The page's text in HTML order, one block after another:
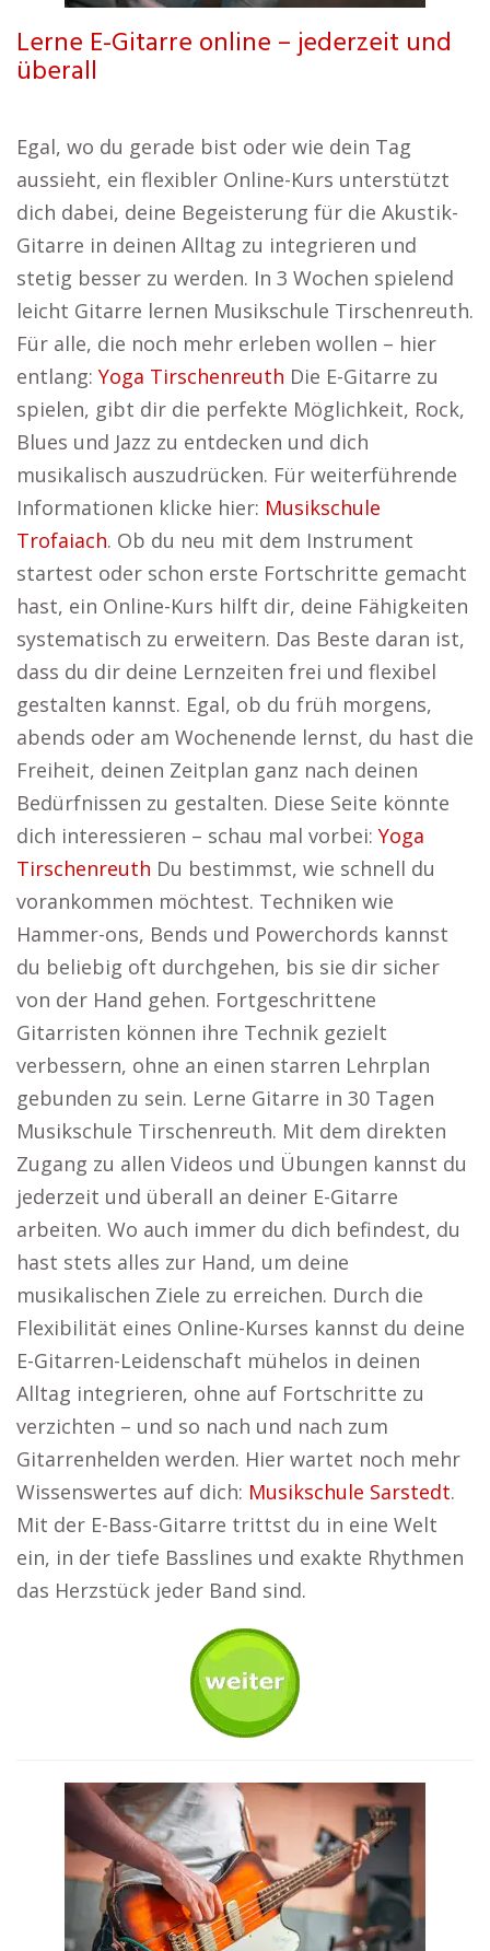
Lerne E-Gitarre online – jederzeit und
überall
Egal, wo du gerade bist oder wie dein Tag
aussieht, ein flexibler Online-Kurs unterstützt
dich dabei, deine Begeisterung für die Akustik-
Gitarre in deinen Alltag zu integrieren und
stetig besser zu werden. In 3 Wochen spielend
leicht Gitarre lernen Musikschule Tirschenreuth.
Für alle, die noch mehr erleben wollen – hier
entlang: Yoga Tirschenreuth Die E-Gitarre zu
spielen, gibt dir die perfekte Möglichkeit, Rock,
Blues und Jazz zu entdecken und dich
musikalisch auszudrücken. Für weiterführende
Informationen klicke hier: Musikschule
Trofaiach. Ob du neu mit dem Instrument
startest oder schon erste Fortschritte gemacht
hast, ein Online-Kurs hilft dir, deine Fähigkeiten
systematisch zu erweitern. Das Beste daran ist,
dass du dir deine Lernzeiten frei und flexibel
gestalten kannst. Egal, ob du früh morgens,
abends oder am Wochenende lernst, du hast die
Freiheit, deinen Zeitplan ganz nach deinen
Bedürfnissen zu gestalten. Diese Seite könnte
dich interessieren – schau mal vorbei: Yoga
Tirschenreuth Du bestimmst, wie schnell du
vorankommen möchtest. Techniken wie
Hammer-ons, Bends und Powerchords kannst
du beliebig oft durchgehen, bis sie dir sicher
von der Hand gehen. Fortgeschrittene
Gitarristen können ihre Technik gezielt
verbessern, ohne an einen starren Lehrplan
gebunden zu sein. Lerne Gitarre in 30 Tagen
Musikschule Tirschenreuth. Mit dem direkten
Zugang zu allen Videos und Übungen kannst du
jederzeit und überall an deiner E-Gitarre
arbeiten. Wo auch immer du dich befindest, du
hast stets alles zur Hand, um deine
musikalischen Ziele zu erreichen. Durch die
Flexibilität eines Online-Kurses kannst du deine
E-Gitarren-Leidenschaft mühelos in deinen
Alltag integrieren, ohne auf Fortschritte zu
verzichten – und so nach und nach zum
Gitarrenhelden werden. Hier wartet noch mehr
Wissenswertes auf dich: Musikschule Sarstedt.
Mit der E-Bass-Gitarre trittst du in eine Welt
ein, in der tiefe Basslines und exakte Rhythmen
das Herzstück jeder Band sind.